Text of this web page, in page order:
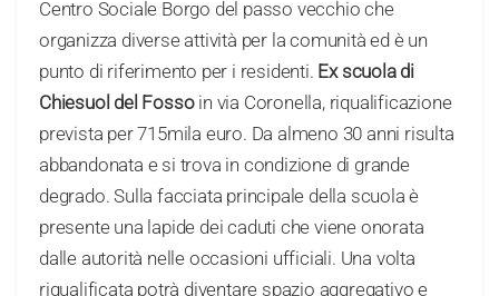
Centro Sociale Borgo del passo vecchio che
organizza diverse attività per la comunità ed è un
punto di riferimento per i residenti. Ex scuola di
Chiesuol del Fossoin via Coronella, riqualificazione
prevista per 715mila euro. Da almeno 30 anni risulta
abbandonata e si trova in condizione di grande
degrado. Sulla facciata principale della scuola è
presente una lapide dei caduti che viene onorata
dalle autorità nelle occasioni ufficiali. Una volta
riqualificata potrà diventare spazio aggregativo e